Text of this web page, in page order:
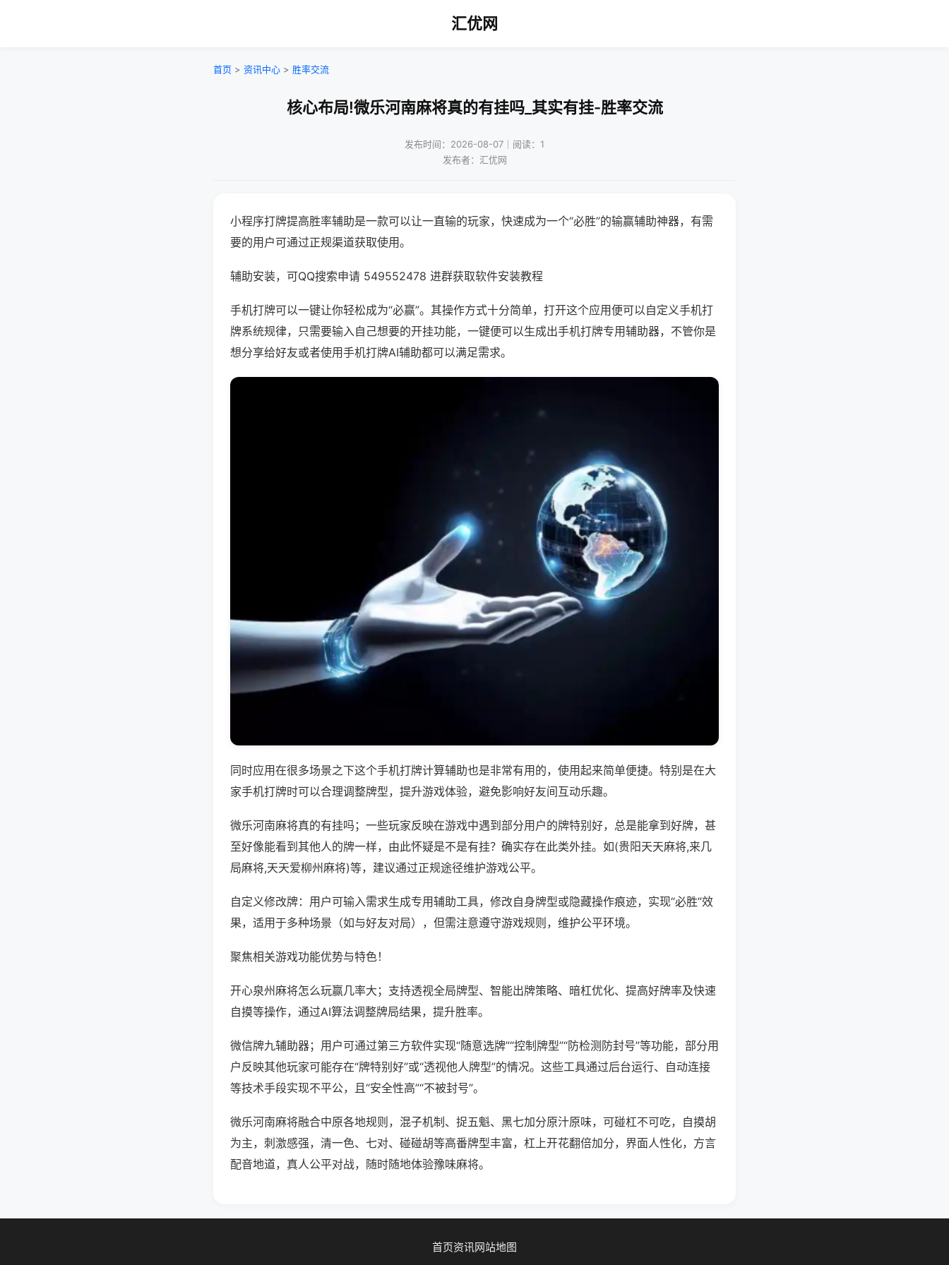
汇优网
首页 > 资讯中心 > 胜率交流
核心布局!微乐河南麻将真的有挂吗_其实有挂-胜率交流
发布时间：2026-08-07｜阅读：1
发布者：汇优网
小程序打牌提高胜率辅助是一款可以让一直输的玩家，快速成为一个“必胜”的输赢辅助神器，有需
要的用户可通过正规渠道获取使用。
辅助安装，可QQ搜索申请 549552478 进群获取软件安装教程
手机打牌可以一键让你轻松成为“必赢”。其操作方式十分简单，打开这个应用便可以自定义手机打
牌系统规律，只需要输入自己想要的开挂功能，一键便可以生成出手机打牌专用辅助器，不管你是
想分享给好友或者使用手机打牌AI辅助都可以满足需求。
同时应用在很多场景之下这个手机打牌计算辅助也是非常有用的，使用起来简单便捷。特别是在大
家手机打牌时可以合理调整牌型，提升游戏体验，避免影响好友间互动乐趣。
微乐河南麻将真的有挂吗；一些玩家反映在游戏中遇到部分用户的牌特别好，总是能拿到好牌，甚
至好像能看到其他人的牌一样，由此怀疑是不是有挂？确实存在此类外挂。如(贵阳天天麻将,来几
局麻将,天天爱柳州麻将)等，建议通过正规途径维护游戏公平。
自定义修改牌：用户可输入需求生成专用辅助工具，修改自身牌型或隐藏操作痕迹，实现“必胜”效
果，适用于多种场景（如与好友对局），但需注意遵守游戏规则，维护公平环境。
聚焦相关游戏功能优势与特色！
开心泉州麻将怎么玩赢几率大；支持透视全局牌型、智能出牌策略、暗杠优化、提高好牌率及快速
自摸等操作，通过AI算法调整牌局结果，提升胜率。
微信牌九辅助器；用户可通过第三方软件实现“随意选牌”“控制牌型”“防检测防封号”等功能，部分用
户反映其他玩家可能存在“牌特别好”或“透视他人牌型”的情况。这些工具通过后台运行、自动连接
等技术手段实现不平公，且“安全性高”“不被封号”。
微乐河南麻将融合中原各地规则，混子机制、捉五魁、黑七加分原汁原味，可碰杠不可吃，自摸胡
为主，刺激感强，清一色、七对、碰碰胡等高番牌型丰富，杠上开花翻倍加分，界面人性化，方言
配音地道，真人公平对战，随时随地体验豫味麻将。
首页资讯网站地图